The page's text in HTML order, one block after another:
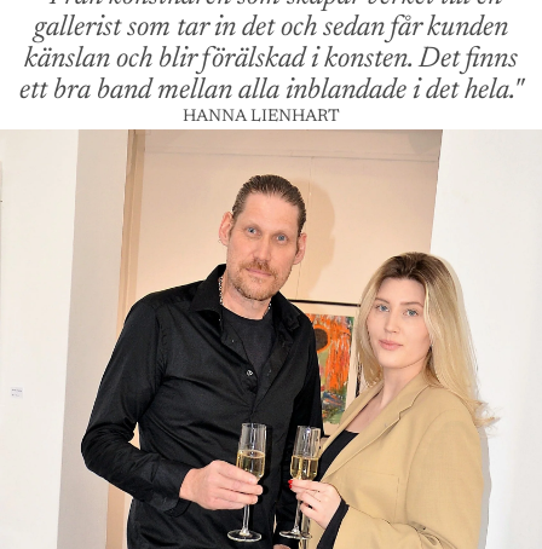
gallerist som tar in det och sedan får kunden
känslan och blir förälskad i konsten. Det finns
ett bra band mellan alla inblandade i det hela."
HANNA LIENHART